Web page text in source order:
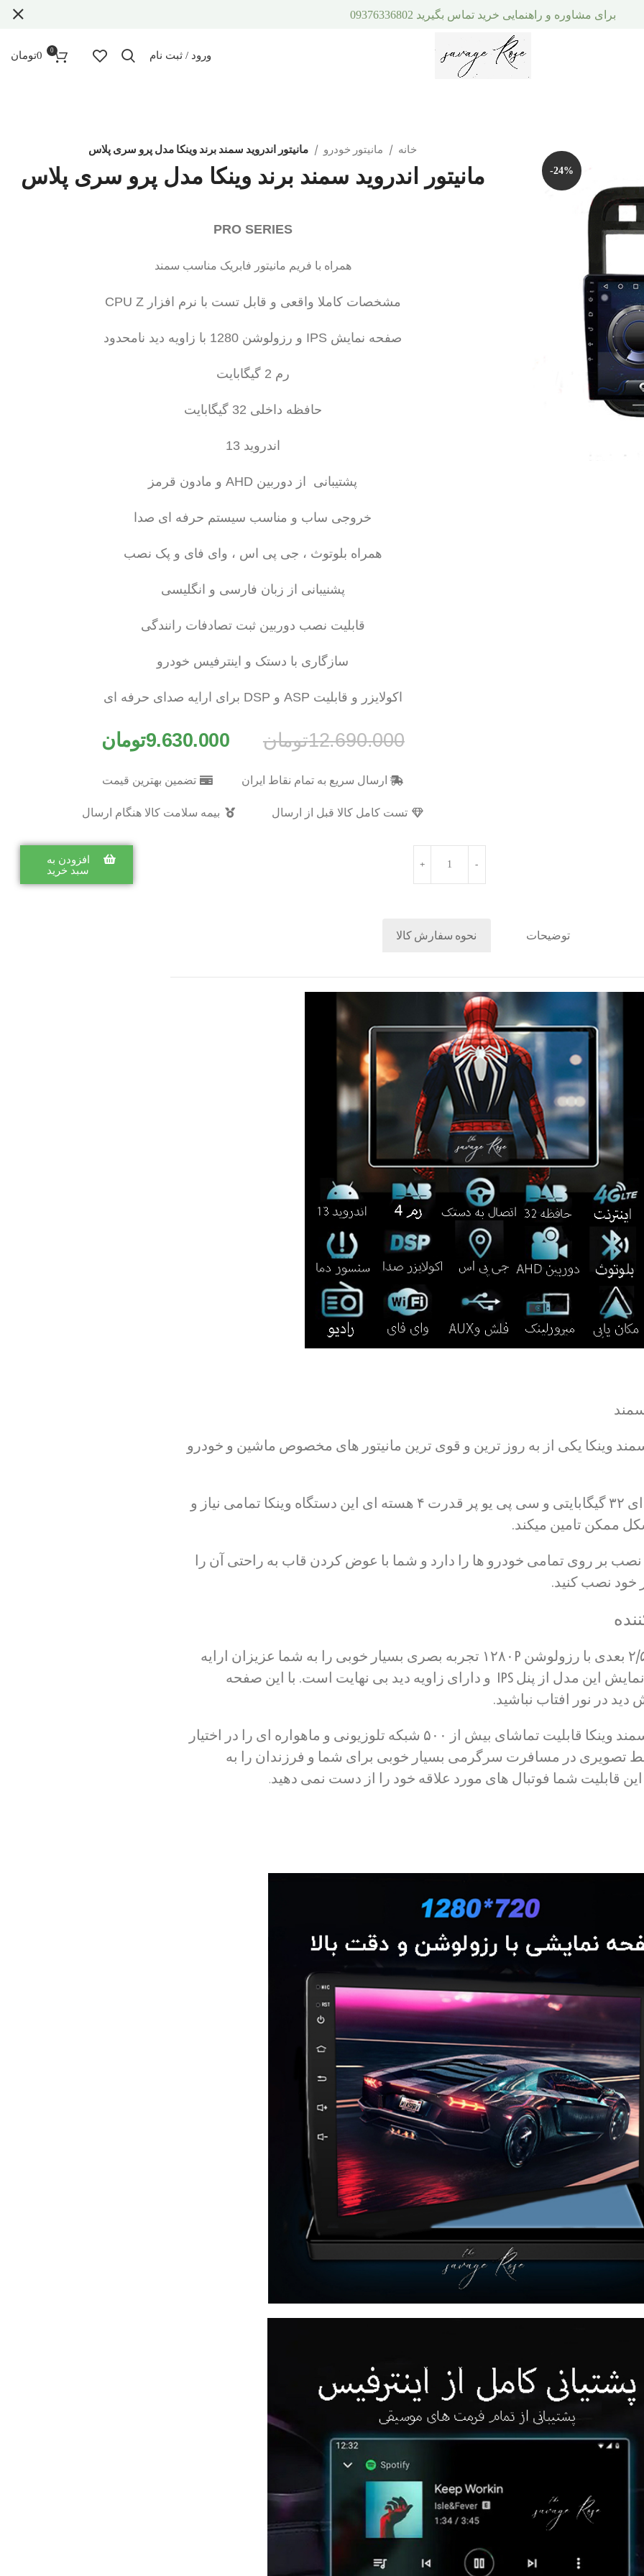
ورود / ثبت نام 0
0تومان
-24%
خانه مانیتور خودرو مانیتور اندروید سمند برند وینکا مدل پرو سری پلاس
مانیتور اندروید سمند برند وینکا مدل پرو سری پلاس
PRO SERIES
همراه با فریم مانیتور فابریک مناسب سمند
مشخصات کاملا واقعی و قابل تست با نرم افزار CPU Z
صفحه نمایش IPS و رزولوشن 1280 با زاویه دید نامحدود
رم 2 گیگابایت
حافظه داخلی 32 گیگابایت
اندروید 13
پشتیبانی از دوربین AHD و مادون قرمز
خروجی ساب و مناسب سیستم حرفه ای صدا
همراه بلوتوث ، جی پی اس ، وای فای و پک نصب
پشنیبانی از زبان فارسی و انگلیسی
قابلیت نصب دوربین ثبت تصادفات رانندگی
سازگاری با دستک و اینترفیس خودرو
اکولایزر و قابلیت ASP و DSP برای ارایه صدای حرفه ای
12.690.000تومان 9.630.000تومان
ارسال سریع به تمام نقاط ایران تضمین بهترین قیمت
تست کامل کالا قبل از ارسال بیمه سلامت کالا هنگام ارسال
افزودن به
سبد خرید
توضیحات نحوه سفارش کالا
سمند
سمند وینکا یکی از به روز ترین و قوی ترین مانیتور های مخصوص ماشین و خودرو
رم ۲ گیگابایتی و حافظه ای ۳۲ گیگابایتی و سی پی یو پر قدرت ۴ هسته ای این دستگاه وینکا تمامی نیاز و
ممکن تامین میکند.
بر روی تمامی خودرو ها را دارد و شما با عوض کردن قاب به راحتی آن را
خود نصب کنید.
نمایشگر لمسی خازنی ۲/۵ بعدی با رزولوشن ۱۲۸۰P تجربه بصری بسیار خوبی را به شما عزیزان ارایه
میکند. در ساخت صفحه نمایش این مدل از پنل IPS و دارای زاویه دید بی نهایت است. با این صفحه
در نور افتاب نباشید.
مانیتور فابریک اندروید سمند وینکا قابلیت تماشای بیش از ۵۰۰ شبکه تلوزیونی و ماهواره ای را در اختیار
تصویری در مسافرت سرگرمی بسیار خوبی برای شما و فرزندان را به
این قابلیت شما فوتبال های مورد علاقه خود را از دست نمی دهید .
برای مشاوره و راهنمایی خرید تماس بگیرید 09376336802